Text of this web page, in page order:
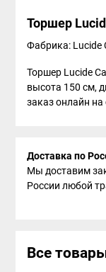
Торшер
Фабрика: Lucide
Торшер Lucide
высота 150 см,
заказ онлайн
Доставка по
Мы доставим
России любой
Все